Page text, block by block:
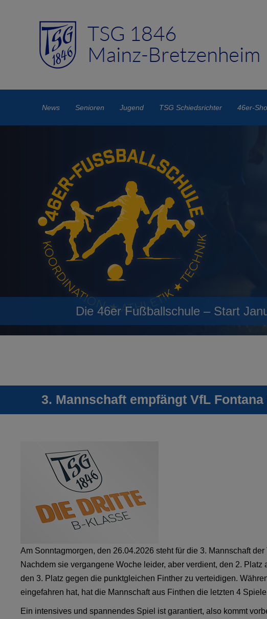
News Senioren Jugend TSG Schiedsrichter 46er-
Die 46er Fußballschule – Start
3. Mannschaft empfängt VfL Fontana
Am Sonntagmorgen, den 26.04.2026 steht für die 3. Mannschaft
Nachdem sie vergangene Woche leider, aber verdient, den 2.
den 3. Platz gegen die punktgleichen Finther zu verteidigen.
eingefahren hat, hat die Mannschaft aus Finthen die letzten 4
Ein intensives und spannendes Spiel ist garantiert, also kommt